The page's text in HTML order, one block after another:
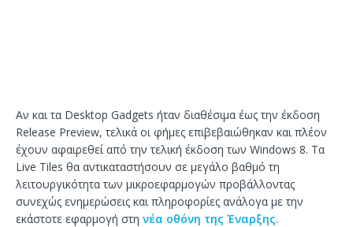
Αν και τα Desktop Gadgets ήταν διαθέσιμα έως την έκδοση
Release Preview, τελικά οι φήμες επιβεβαιώθηκαν και πλέον
έχουν αφαιρεθεί από την τελική έκδοση των Windows 8. Τα
Live Tiles θα αντικαταστήσουν σε μεγάλο βαθμό τη
λειτουργικότητα των μικροεφαρμογών προβάλλοντας
συνεχώς ενημερώσεις και πληροφορίες ανάλογα με την
εκάστοτε εφαρμογή στη νέα οθόνη της Έναρξης.